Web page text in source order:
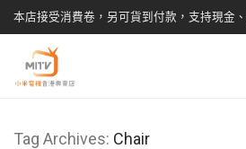
本店接受消費卷，另可貨到付款，支持現金
Tag Archives: Chair